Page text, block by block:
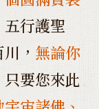
行護聖
， 無論你
只要您來此